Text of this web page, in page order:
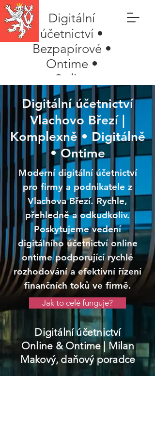
Digitální
účetnictví •
Bezpapírové •
Ontime •
Online
Digitální účetnictví
Vlachovo Březí |
Komplexně • Digitálně
• Ontime
Moderní digitální účetnictví
pro firmy a podnikatele z
Vlachova Březí. Rychle,
přehledně a odkudkoliv.
Poskytujeme vedení
digitálního účetnictví online
ontime podporující rychlé
rozhodování a efektivní řízení
finančních toků ve firmě.
Jak to celé funguje?
Digitální účetnictví
Online & Ontime| Milan
Makový, daňový poradce